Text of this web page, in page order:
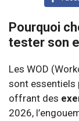
Pourquoi
tester son
Les WOD
sont essentiels
offrant des
2026,